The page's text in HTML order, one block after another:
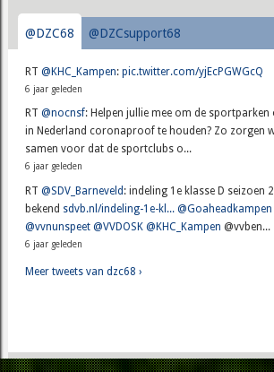
@DZC68 @DZCsupport68
RT@KHC_Kampen:pic.twitter.com/yjEcPGWGcQ
6 jaar geleden
RT@nocnsf: Helpen jullie mee om de sportparken
in Nederland coronaproof te houden? Zo zorgen
samen voor dat de sportclubs o...
6 jaar geleden
RT@SDV_Barneveld : indeling 1e klasse D seizoen
bekend sdvb.nl/indeling-1e-kl... @Goaheadkampen
@vvnunspeet @VVDOSK @KHC_Kampen @vvben...
6 jaar geleden
Meer tweets van dzc68 ›